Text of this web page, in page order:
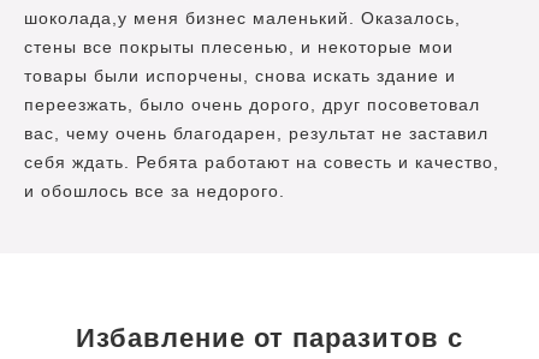
шоколада,у меня бизнес маленький. Оказалось,
стены все покрыты плесенью, и некоторые мои
товары были испорчены, снова искать здание и
переезжать, было очень дорого, друг посоветовал
вас, чему очень благодарен, результат не заставил
себя ждать. Ребята работают на совесть и качество,
и обошлось все за недорого.
Избавление от паразитов с